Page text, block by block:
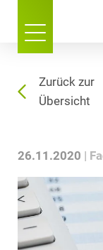
Zurück zur
Übersicht
26.11.2020